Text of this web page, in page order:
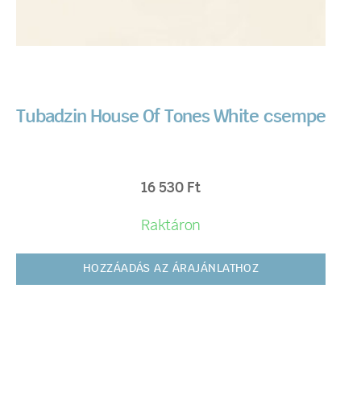
Tubadzin House Of Tones White csempe
16 530 Ft
Raktáron
HOZZÁADÁS AZ ÁRAJÁNLATHOZ